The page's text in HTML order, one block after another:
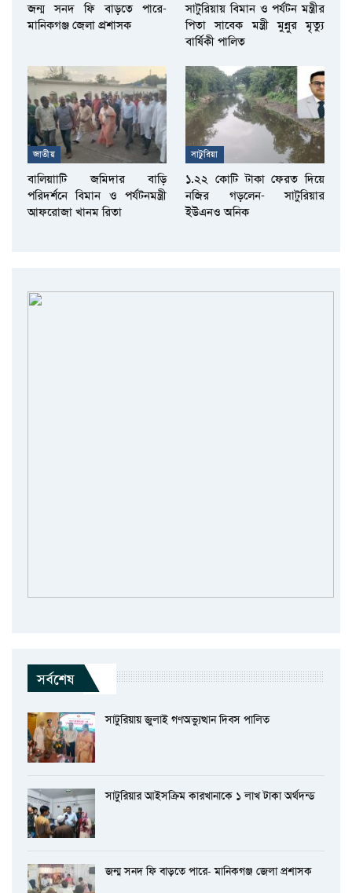
জন্ম সনদ ফি বাড়তে পারে-
মানিকগঞ্জ জেলা প্রশাসক
সাটুরিয়ায় বিমান ও পর্যটন মন্ত্রীর
পিতা সাবেক মন্ত্রী মুন্নুর মৃত্যু
বার্ষিকী পালিত
জাতীয়
বালিয়াাটি জমিদার বাড়ি
পরিদর্শনে বিমান ও পর্যটনমন্ত্রী
আফরোজা খানম রিতা
সাটুরিয়া
১.২২ কোটি টাকা ফেরত দিয়ে
নজির গড়লেন- সাটুরিয়ার
ইউএনও অনিক
সর্বশেষ
সাটুরিয়ায় জুলাই গণঅভ্যুত্থান দিবস পালিত
সাটুরিয়ার আইসক্রিম কারখানাকে ১ লাখ টাকা অর্থদন্ড
জন্ম সনদ ফি বাড়তে পারে- মানিকগঞ্জ জেলা প্রশাসক